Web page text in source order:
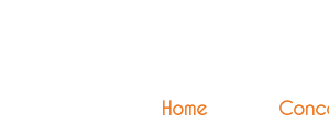
Home